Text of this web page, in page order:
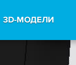
3D-МОДЕЛИ